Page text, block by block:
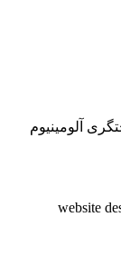
آلومینیوم
website